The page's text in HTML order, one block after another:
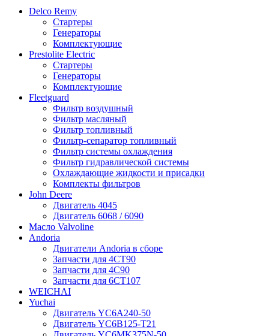
Delco Remy
Стартеры
Генераторы
Комплектующие
Prestolite Electric
Стартеры
Генераторы
Комплектующие
Fleetguard
Фильтр воздушный
Фильтр масляный
Фильтр топливный
Фильтр-сепаратор топливный
Фильтр системы охлаждения
Фильтр гидравлической системы
Охлаждающие жидкости и присадки
Комплекты фильтров
John Deere
Двигатель 4045
Двигатель 6068 / 6090
Масло Valvoline
Andoria
Двигатели Andoria в сборе
Запчасти для 4CT90
Запчасти для 4С90
Запчасти для 6CT107
WEICHAI
Yuchai
Двигатель YC6A240-50
Двигатель YC6B125-T21